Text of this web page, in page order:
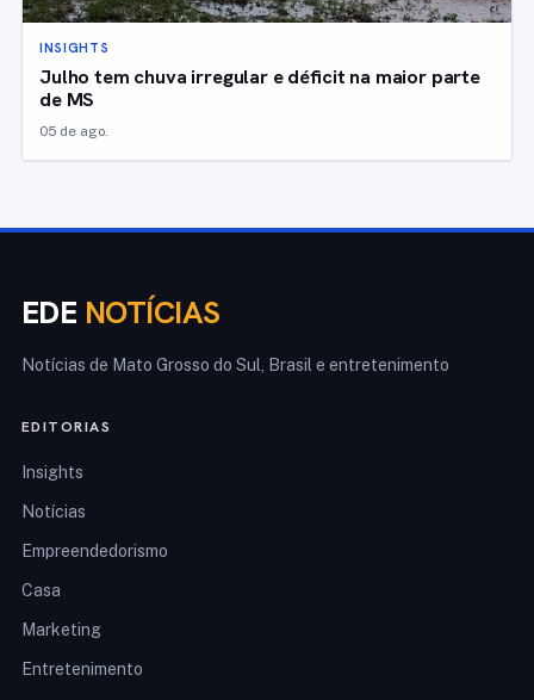
INSIGHTS
Julho tem chuva irregular e déficit na maior parte
de MS
05 de ago.
EDE NOTÍCIAS
Notícias de Mato Grosso do Sul, Brasil e entretenimento
EDITORIAS
Insights
Notícias
Empreendedorismo
Casa
Marketing
Entretenimento